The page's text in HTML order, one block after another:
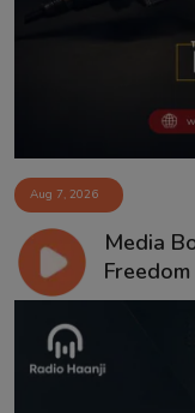
Aug 7, 2026
Media
Freedom